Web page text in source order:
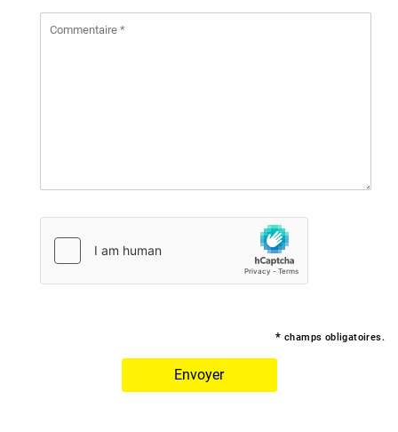
* champs obligatoires.
Envoyer